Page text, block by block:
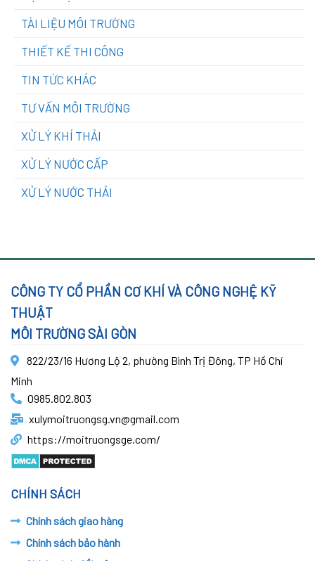
TÀI LIỆU MÔI TRƯỜNG
THIẾT KẾ THI CÔNG
TIN TỨC KHÁC
TƯ VẤN MÔI TRƯỜNG
XỬ LÝ KHÍ THẢI
XỬ LÝ NƯỚC CẤP
XỬ LÝ NƯỚC THẢI
CÔNG TY CỔ PHẦN CƠ KHÍ VÀ CÔNG NGHỆ KỸ
THUẬT
MÔI TRƯỜNG SÀI GÒN
822/23/16 Hương Lộ 2, phường Bình Trị Đông, TP Hồ Chí
Minh
0985.802.803
xulymoitruongsg.vn@gmail.com
https://moitruongsge.com/
CHÍNH SÁCH
Chính sách giao hàng
Chính sách bảo hành